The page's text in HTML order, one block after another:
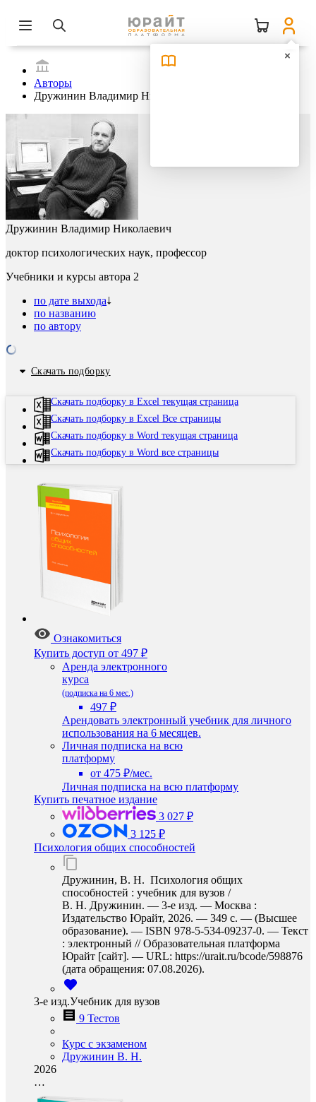
Авторы
Дружинин Владимир Николаевич
Дружинин Владимир Николаевич
доктор психологических наук, профессор
Учебники и курсы автора 2
по дате выхода
по названию
по автору
Скачать подборку
Скачать подборку в Excel текущая страница
Скачать подборку в Excel Все страницы
Скачать подборку в Word текущая страница
Скачать подборку в Word все страницы
Ознакомиться
Купить доступ от 497 ₽
Аренда электронного
курса
(подписка на 6 мес.)
497 ₽
Арендовать электронный учебник для личного
использования на 6 месяцев.
Личная подписка на всю
платформу
от 475 ₽/мес.
Личная подписка на всю платформу
Купить печатное издание
3 027 ₽
3 125 ₽
Психология общих способностей
Дружинин, В. Н. Психология общих
способностей : учебник для вузов /
В. Н. Дружинин. — 3-е изд. — Москва :
Издательство Юрайт, 2026. — 349 с. — (Высшее
образование). — ISBN 978-5-534-09237-0. — Текст
: электронный // Образовательная платформа
Юрайт [сайт]. — URL: https://urait.ru/bcode/598876
(дата обращения: 07.08.2026).
3-е изд.Учебник для вузов
9 Тестов
Курс с экзаменом
Дружинин В. Н.
2026
…